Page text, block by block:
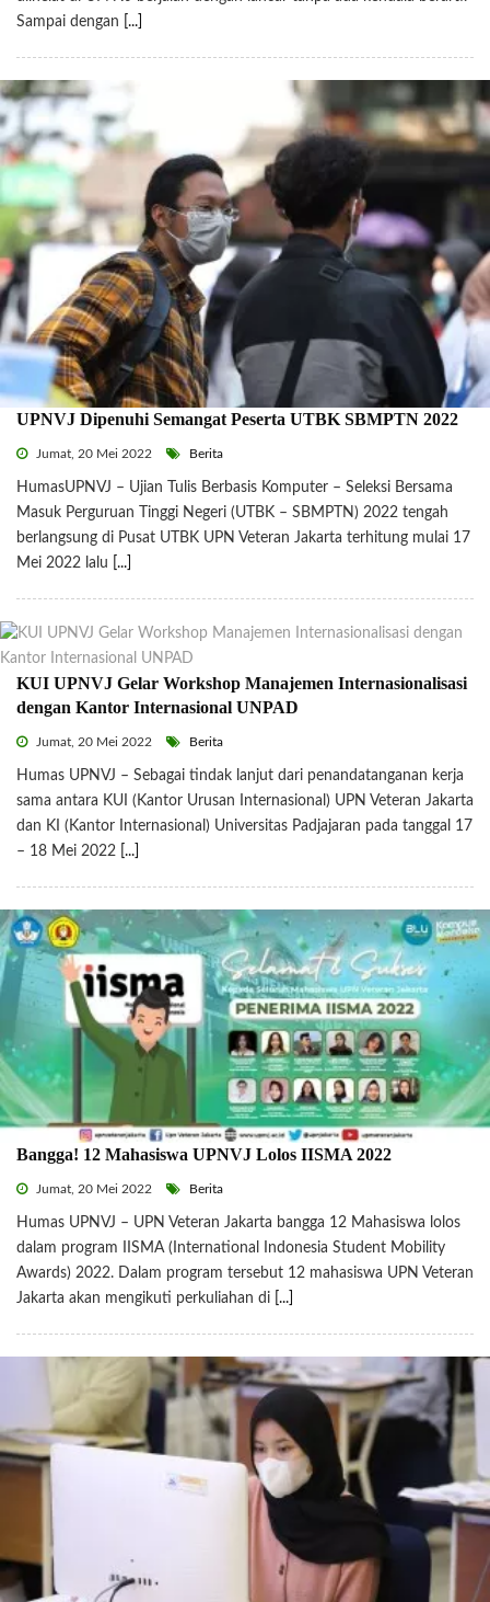
Sampai dengan
[...]
UPNVJ Dipenuhi Semangat Peserta UTBK SBMPTN 2022
Jumat, 20 Mei 2022 Berita
HumasUPNVJ – Ujian Tulis Berbasis Komputer – Seleksi Bersama
Masuk Perguruan Tinggi Negeri (UTBK – SBMPTN) 2022 tengah
berlangsung di Pusat UTBK UPN Veteran Jakarta terhitung mulai 17
Mei 2022 lalu
[...]
KUI UPNVJ Gelar Workshop Manajemen Internasionalisasi
dengan Kantor Internasional UNPAD
Jumat, 20 Mei 2022 Berita
Humas UPNVJ – Sebagai tindak lanjut dari penandatanganan kerja
sama antara KUI (Kantor Urusan Internasional) UPN Veteran Jakarta
dan KI (Kantor Internasional) Universitas Padjajaran pada tanggal 17
– 18 Mei 2022 [...]
Bangga! 12 Mahasiswa UPNVJ Lolos IISMA 2022
Jumat, 20 Mei 2022 Berita
Humas UPNVJ – UPN Veteran Jakarta bangga 12 Mahasiswa lolos
dalam program IISMA (International Indonesia Student Mobility
Awards) 2022. Dalam program tersebut 12 mahasiswa UPN Veteran
Jakarta akan mengikuti perkuliahan di [...]